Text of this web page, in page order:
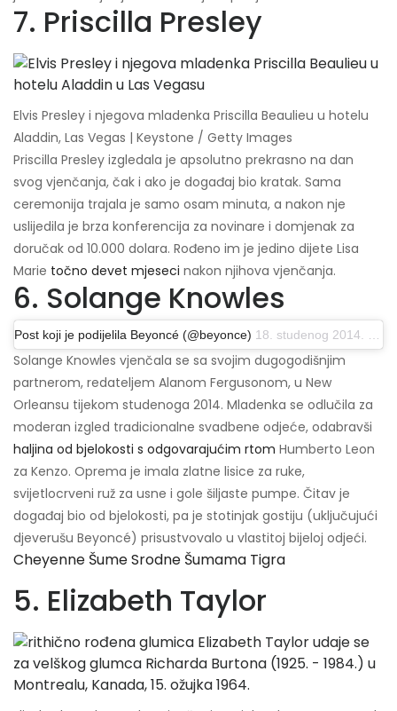
7. Priscilla Presley
Elvis Presley i njegova mladenka Priscilla Beaulieu u hotelu
Aladdin, Las Vegas | Keystone / Getty Images
Priscilla Presley izgledala je apsolutno prekrasno na dan
svog vjenčanja, čak i ako je događaj bio kratak. Sama
ceremonija trajala je samo osam minuta, a nakon nje
uslijedila je brza konferencija za novinare i domjenak za
doručak od 10.000 dolara. Rođeno im je jedino dijete Lisa
Marie točno devet mjeseci nakon njihova vjenčanja.
6. Solange Knowles
Post koji je podijelila Beyoncé (@beyonce) 18. studenog 2014. u 20:17 PST
Solange Knowles vjenčala se sa svojim dugogodišnjim
partnerom, redateljem Alanom Fergusonom, u New
Orleansu tijekom studenoga 2014. Mladenka se odlučila za
moderan izgled tradicionalne svadbene odjeće, odabravši
haljina od bjelokosti s odgovarajućim rtom Humberto Leon
za Kenzo. Oprema je imala zlatne lisice za ruke,
svijetlocrveni ruž za usne i gole šiljaste pumpe. Čitav je
događaj bio od bjelokosti, pa je stotinjak gostiju (uključujući
djeverušu Beyoncé) prisustvovalo u vlastitoj bijeloj odjeći.
Cheyenne Šume Srodne Šumama Tigra
5. Elizabeth Taylor